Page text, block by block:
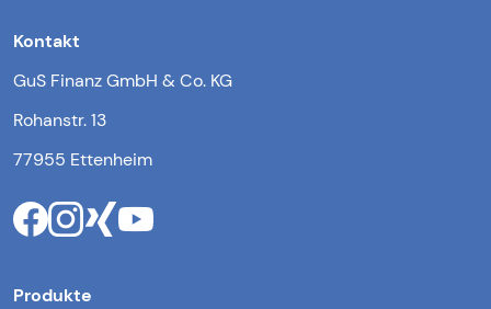
Kontakt
GuS Finanz GmbH & Co. KG
Rohanstr. 13
77955 Ettenheim
Produkte